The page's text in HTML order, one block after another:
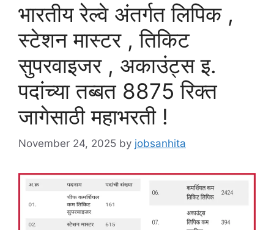
भारतीय रेल्वे अंतर्गत लिपिक ,
स्टेशन मास्टर , तिकिट
सुपरवाइजर , अकाउंट्स इ.
पदांच्या तब्बत 8875 रिक्त
जागेसाठी महाभरती !
November 24, 2025 by jobsanhita